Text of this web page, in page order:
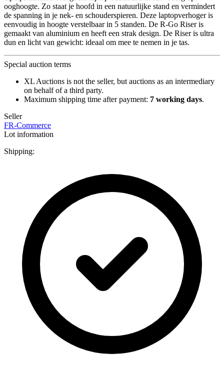
ooghoogte. Zo staat je hoofd in een natuurlijke stand en vermindert
de spanning in je nek- en schouderspieren. Deze laptopverhoger is
eenvoudig in hoogte verstelbaar in 5 standen. De R-Go Riser is
gemaakt van aluminium en heeft een strak design. De Riser is ultra
dun en licht van gewicht: ideaal om mee te nemen in je tas.
Special auction terms
XL Auctions is not the seller, but auctions as an intermediary
on behalf of a third party.
Maximum shipping time after payment: 7 working days.
Seller
FR-Commerce
Lot information
Shipping: